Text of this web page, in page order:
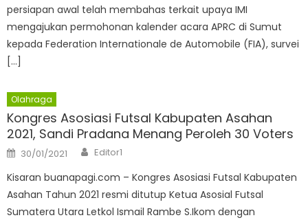
persiapan awal telah membahas terkait upaya IMI
mengajukan permohonan kalender acara APRC di Sumut
kepada Federation Internationale de Automobile (FIA), survei
[…]
Olahraga
Kongres Asosiasi Futsal Kabupaten Asahan
2021, Sandi Pradana Menang Peroleh 30 Voters
Posted
on
30/01/2021 Author
Editor1
Kisaran buanapagi.com – Kongres Asosiasi Futsal Kabupaten
Asahan Tahun 2021 resmi ditutup Ketua Asosial Futsal
Sumatera Utara Letkol Ismail Rambe S.Ikom dengan